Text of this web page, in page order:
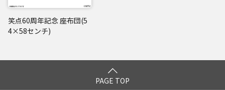
笑点60周年記念 座布団(5
4×58センチ)
PAGE TOP